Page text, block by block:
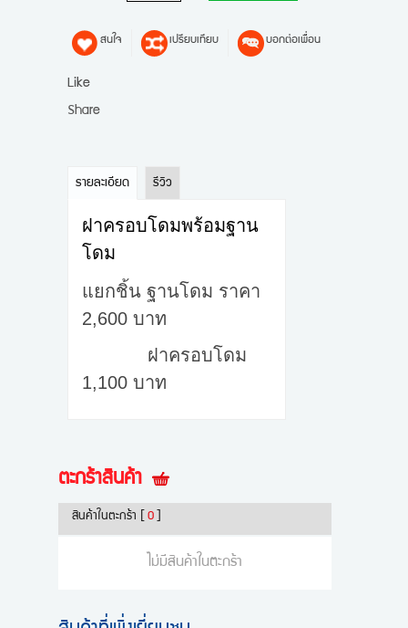
สนใจ เปรียบเทียบ บอกต่อเพื่อน
Like
Share
รายละเอียด รีวิว
ฝาครอบโดมพร้อมฐาน
โดม
แยกชิ้น ฐานโดม ราคา
2,600 บาท
ฝาครอบโดม
1,100 บาท
ตะกร้าสินค้า
สินค้าในตะกร้า 0
ไม่มีสินค้าในตะกร้า